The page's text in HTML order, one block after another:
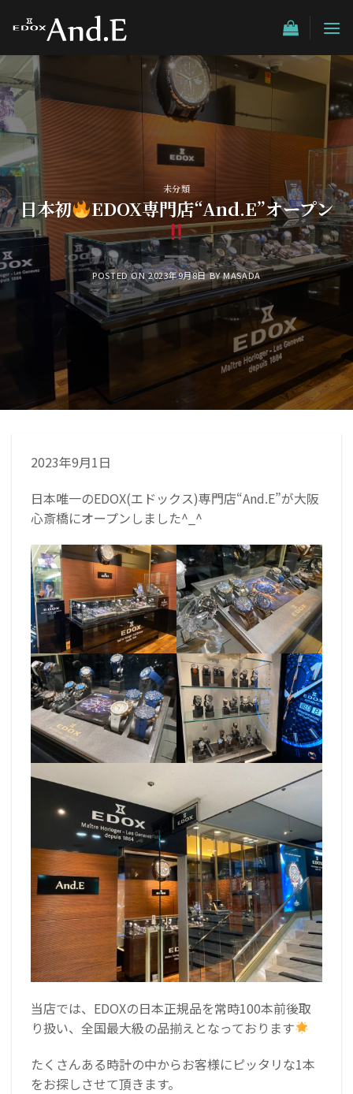
未分類
日本初 EDOX専門店“And.E”オープン
POSTED ON2023年9月8日 BYMASADA
2023年9月1日
日本唯一のEDOX(エドックス)専門店“And.E”が大阪
心斎橋にオープンしました^_^
当店では、EDOXの日本正規品を常時100本前後取
り扱い、全国最大級の品揃えとなっております
たくさんある時計の中からお客様にピッタリな1本
をお探しさせて頂きます。